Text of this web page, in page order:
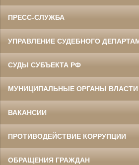
ПРЕСС-СЛУЖБА
УПРАВЛЕНИЕ СУДЕБНОГО
СУДЫ СУБЪЕКТА РФ
МУНИЦИПАЛЬНЫЕ ОРГАНЫ ВЛАСТИ
ВАКАНСИИ
ПРОТИВОДЕЙСТВИЕ КОРРУПЦИИ
ОБРАЩЕНИЯ ГРАЖДАН